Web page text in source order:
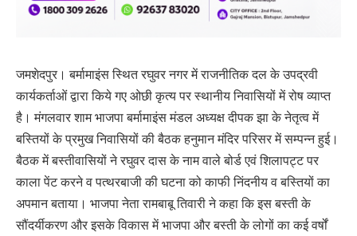
जमशेदपुर। बर्मामाइंस स्थित रघुवर नगर में राजनीतिक दल के उपद्रवी
कार्यकर्ताओं द्वारा किये गए ओछी कृत्य पर स्थानीय निवासियों में रोष व्याप्त
है। मंगलवार शाम भाजपा बर्मामाइंस मंडल अध्यक्ष दीपक झा के नेतृत्व में
बस्तियों के प्रमुख निवासियों की बैठक हनुमान मंदिर परिसर में सम्पन्न हुई।
बैठक में बस्तीवासियों ने रघुवर दास के नाम वाले बोर्ड एवं शिलापट्ट पर
काला पेंट करने व पत्थरबाजी की घटना को काफी निंदनीय व बस्तियों का
अपमान बताया। भाजपा नेता रामबाबू तिवारी ने कहा कि इस बस्ती के
सौंदर्यीकरण और इसके विकास में भाजपा और बस्ती के लोगों का कई वर्षों